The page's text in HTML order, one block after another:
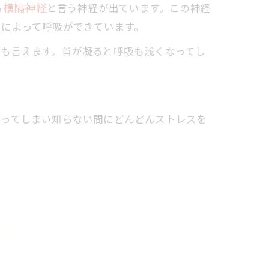
横隔神経と言う神経が出ています。この神経
って呼吸ができています。
言えます。首が凝ると呼吸も浅くなってし
てしまい知らない間にどんどんストレスを